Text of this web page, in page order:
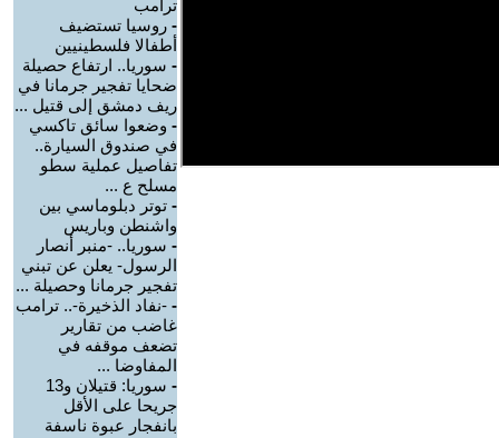
ترامب
- روسيا تستضيف
أطفالا فلسطينيين
- سوريا.. ارتفاع حصيلة
ضحايا تفجير جرمانا في
ريف دمشق إلى قتيل ...
- وضعوا سائق تاكسي
في صندوق السيارة..
تفاصيل عملية سطو
مسلح ع ...
- توتر دبلوماسي بين
واشنطن وباريس
- سوريا.. -منبر أنصار
الرسول- يعلن عن تبني
تفجير جرمانا وحصيلة ...
- -نفاد الذخيرة-.. ترامب
غاضب من تقارير
تضعف موقفه في
المفاوضا ...
-
سوريا: قتيلان و13
جريحا على الأقل
بانفجار عبوة ناسفة